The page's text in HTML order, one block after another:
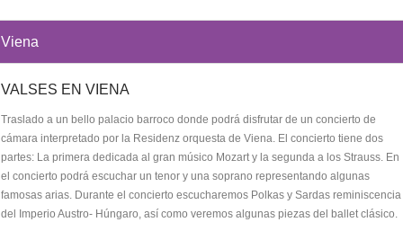
Viena
VALSES EN VIENA
Traslado a un bello palacio barroco donde podrá disfrutar de un concierto de
cámara interpretado por la Residenz orquesta de Viena. El concierto tiene dos
partes: La primera dedicada al gran músico Mozart y la segunda a los Strauss. En
el concierto podrá escuchar un tenor y una soprano representando algunas
famosas arias. Durante el concierto escucharemos Polkas y Sardas reminiscencia
del Imperio Austro- Húngaro, así como veremos algunas piezas del ballet clásico.